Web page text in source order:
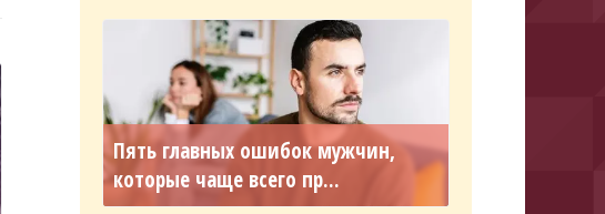
Пять главных ошибок мужчин,
которые чаще всего пр...